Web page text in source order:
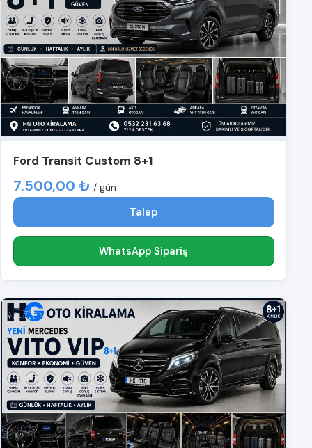
Ford Transit Custom 8+1
7.500,00 ₺ / gün
Talep
WhatsApp Sipariş